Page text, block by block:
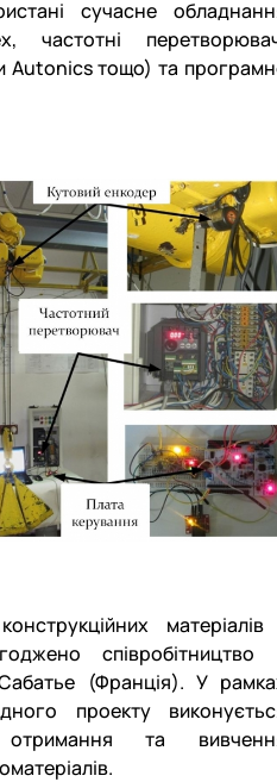
сучасне
частотні
Autonics тощо) та
матеріалів
співробітництво
(Франція). У
проекту
отримання та